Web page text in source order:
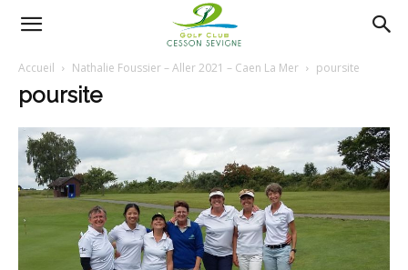
Golf
Cesson
Sevigné
Accueil Nathalie Foussier – Aller 2021 – Caen La Mer poursite
poursite